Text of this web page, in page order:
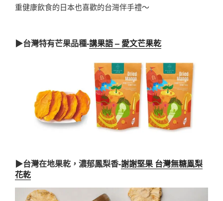
重健康飲食的日本也喜歡的台灣伴手禮～
▶台灣特有芒果品種-講果語 – 愛文芒果乾
▶台灣在地果乾，濃郁鳳梨香-謝謝堅果 台灣無糖鳯梨
花乾